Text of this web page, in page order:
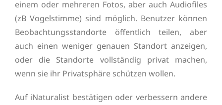
einem oder mehreren Fotos, aber auch Audiofiles
(zB Vogelstimme) sind möglich. Benutzer können
Beobachtungsstandorte öffentlich teilen, aber
auch einen weniger genauen Standort anzeigen,
oder die Standorte vollständig privat machen,
wenn sie ihr Privatsphäre schützen wollen.
Auf iNaturalist bestätigen oder verbessern andere